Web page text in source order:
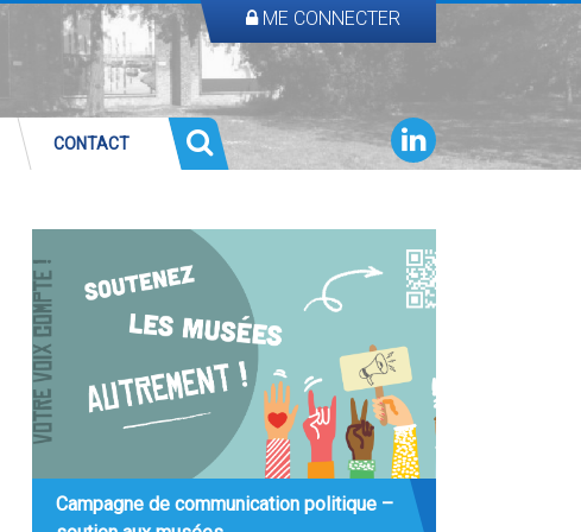
ME CONNECTER
CONTACT
Campagne de communication politique –